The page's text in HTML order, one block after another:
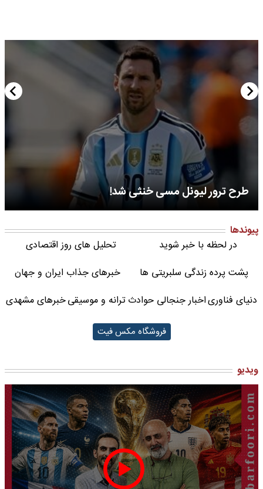
طرح ترور لیونل مسی خنثی شد!
پیوندها
در لحظه با خبر شوید
تحلیل های روز اقتصادی
پشت پرده زندگی سلبریتی ها
خبرهای جذاب ایران و جهان
دنیای فناوریاخبار جنجالی حوادثترانه و موسیقیخبرهای مشهدی
فروشگاه مکس فیت
ویدیو